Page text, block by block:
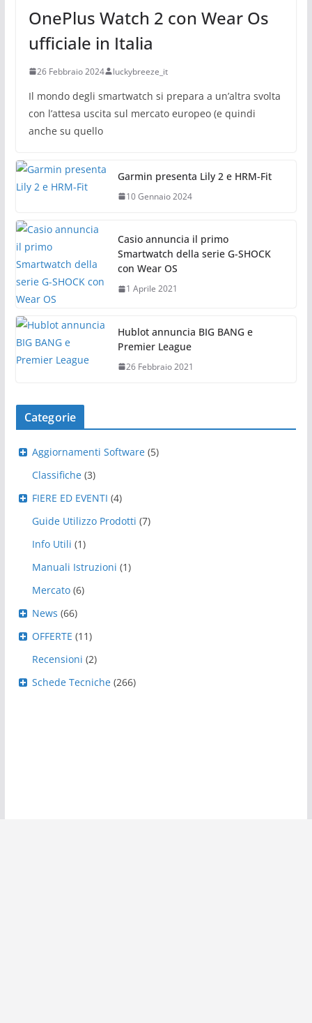
OnePlus Watch 2 con Wear Os
ufficiale in Italia
26 Febbraio 2024 luckybreeze_it
Il mondo degli smartwatch si prepara a un’altra svolta
con l’attesa uscita sul mercato europeo (e quindi
anche su quello
Garmin presenta Lily 2 e HRM-Fit
10 Gennaio 2024
Casio annuncia il primo
Smartwatch della serie G-SHOCK
con Wear OS
1 Aprile 2021
Hublot annuncia BIG BANG e
Premier League
26 Febbraio 2021
Categorie
Aggiornamenti Software (5)
Classifiche (3)
FIERE ED EVENTI (4)
Guide Utilizzo Prodotti (7)
Info Utili (1)
Manuali Istruzioni (1)
Mercato (6)
News (66)
OFFERTE (11)
Recensioni (2)
Schede Tecniche (266)